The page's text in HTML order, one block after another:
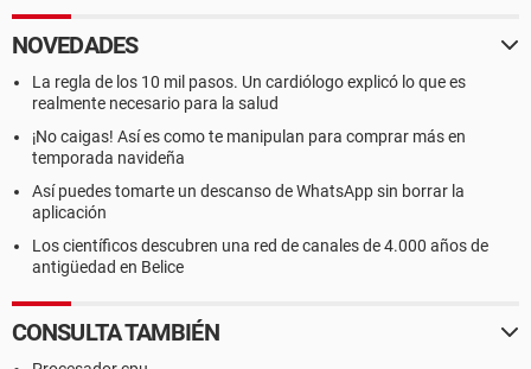
NOVEDADES
La regla de los 10 mil pasos. Un cardiólogo explicó lo que es
realmente necesario para la salud
¡No caigas! Así es como te manipulan para comprar más en
temporada navideña
Así puedes tomarte un descanso de WhatsApp sin borrar la
aplicación
Los científicos descubren una red de canales de 4.000 años de
antigüedad en Belice
CONSULTA TAMBIÉN